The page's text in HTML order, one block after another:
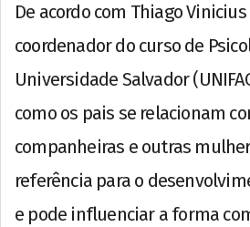
De acordo com Thiago
coordenador do curso de
Universidade Salvador
como os pais se relacionam
companheiras e outras
referência para o
e pode influenciar a forma